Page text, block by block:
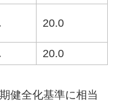
20.0
20.0
健全化基準に相当